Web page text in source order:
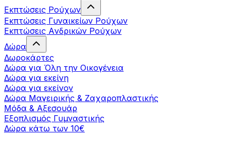
Εκπτώσεις Ρούχων
Εκπτώσεις Γυναικείων Ρούχων
Εκπτώσεις Aνδρικών Ρούχων
Δώρα
Δωροκάρτες
Δώρα για Όλη την Οικογένεια
Δώρα για εκείνη
Δώρα για εκείνον
Δώρα Μαγειρικής & Ζαχαροπλαστικής
Μόδα & Αξεσουάρ
Εξοπλισμός Γυμναστικής
Δώρα κάτω των 10€